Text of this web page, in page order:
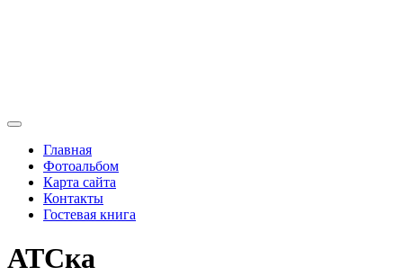
Главная
Фотоальбом
Карта сайта
Контакты
Гостевая книга
АТСка